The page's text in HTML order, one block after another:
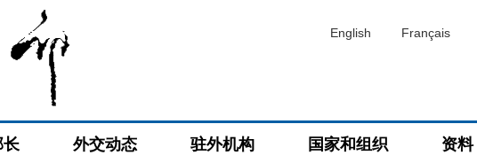
English Français
长 外交动态 驻外机构 国家和组织 资料